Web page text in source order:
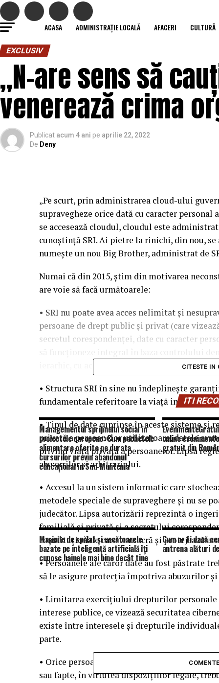
ACASA ADMINISTRAȚIE LOCALĂ AFACERI CULTURĂ
EXCLUSIV
„N-are sens să
venerează crima
Publicat acum 4 ani pe aprilie 22, 2022
De Deny
„Pe scurt, prin administrarea cloud-ului
supravegheze orice dată cu caracter
se accesează cloudul, cloudul este
cunoștință SRI. Ai pietre la rinichi, din nou, se
numește un nou Big Brother, administrat de
Numai că din 2015, știm din motivarea
are voie să facă următoarele:
• SRI nu poate avea acces nelimitat și
persoane de drept public și privat (care
secretul corespondenței, date cu caracter
ierarhic, cu activitate în domeniul
• Structura SRI în sine nu îndeplinește
fundamentale referitoare la viaţă intimă,
• Tipul de date cuprinse în aceste sisteme şi
privată a persoanelor utilizatoare, datele
privind viaţa privată a persoanelor. Lipsa
abuzurilor și arbitrariului.
• Accesul la un sistem informatic care
metodele speciale de supraveghere și nu se
judecător. Lipsa autorizării reprezintă o
familială şi privată şi a secretului
constituţionale care consacră şi protejează
• Persoanele ale căror date au fost păstrate
să le asigure protecţia împotriva abuzurilor
• Limitarea exerciţiului drepturilor
interese publice, ce vizează securitatea
existe între interesele şi drepturile
parte.
• Orice persoană ale cărei drepturi, libertăţi
sau fapte, în virtutea dispozițiilor legale,
CITESTE IN
ITI
Managementul sprijinului social în
proiectele europene: Cum pachetele
alimentare oferite pe durata
cursurilor previn abandonul
educațional în Sud-Muntenia
online
gratuit din
Mașinile de spălat și uscătoarele
bazate pe inteligență artificială îți
cunosc hainele mai bine decât tine
Cum ar fi dacă
antrena alături